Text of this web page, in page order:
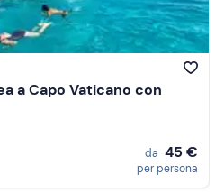
a Capo Vaticano con
da 45 €
per persona